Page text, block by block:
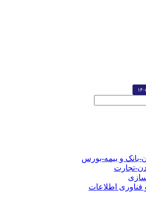
بانک و بیمه-بورس
تجارت
فناوری اطلاعات